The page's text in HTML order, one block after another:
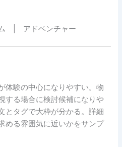
| アドベンチャー
体験の中心になりやすい。物
する場合に検討候補になりや
とタグで大枠が分かる。詳細
める雰囲気に近いかをサンプ